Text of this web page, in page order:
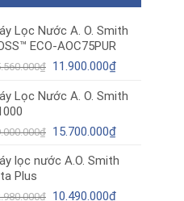
Lọc Nước A. O. Smith
ECO-AOC75PUR
₫ Giá
là:
11.900.000₫Giá
tại
11.900.000₫.
Lọc Nước A. O. Smith
₫ Giá
là:
15.700.000₫Giá
tại
15.700.000₫.
lọc nước A.O. Smith
Plus
₫ Giá
10.490.000₫Giá